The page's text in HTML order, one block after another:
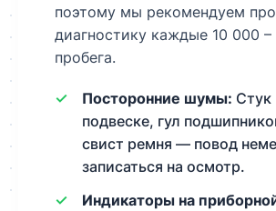
поэтому мы рекомендуем
диагностику каждые 10 000
пробега.
Посторонние шумы: Стук
подвеске, гул
свист ремня — повод
записаться на осмотр.
Индикаторы на